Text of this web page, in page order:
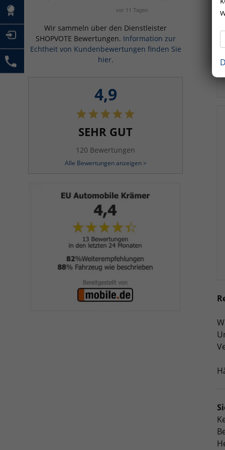
Wir sammeln über den Dienstleister
SHOPVOTE Bewertungen. Information zur
Echtheit von Kundenbewertungen finden Sie
hier.
4,9
SEHR GUT
120 Bewertungen
Alle Bewertungen anzeigen >